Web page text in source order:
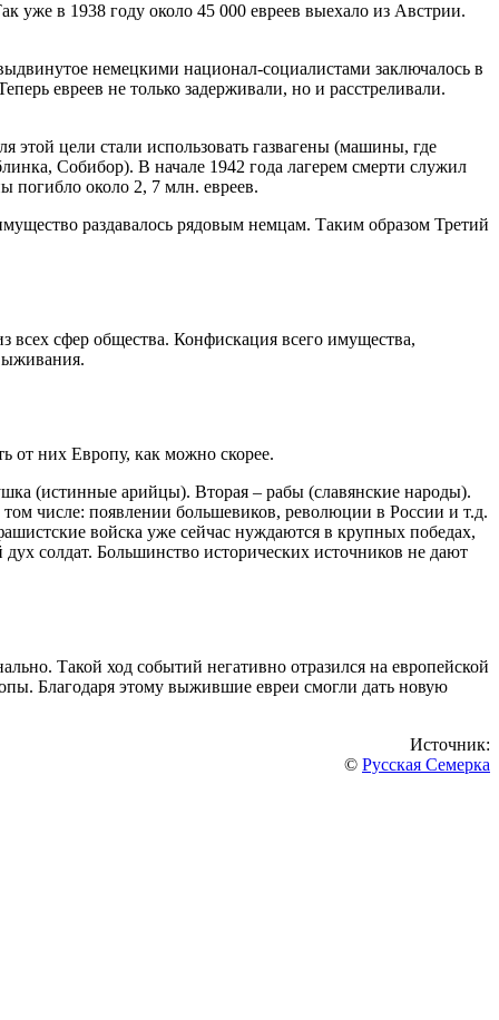
уже в 1938 году около 45 000 евреев выехало из Австрии.
немецкими национал-социалистами заключалось в
евреев не только задерживали, но и расстреливали.
этой цели стали использовать газвагены (машины, где
Собибор). В начале 1942 года лагерем смерти служил
погибло около 2, 7 млн. евреев.
раздавалось рядовым немцам. Таким образом Третий
всех сфер общества. Конфискация всего имущества,
от них Европу, как можно скорее.
(истинные арийцы). Вторая – рабы (славянские народы).
числе: появлении большевиков, революции в России и т.д.
войска уже сейчас нуждаются в крупных победах,
солдат. Большинство исторических источников не дают
Такой ход событий негативно отразился на европейской
Благодаря этому выжившие евреи смогли дать новую
Источник:
© Русская Семерка